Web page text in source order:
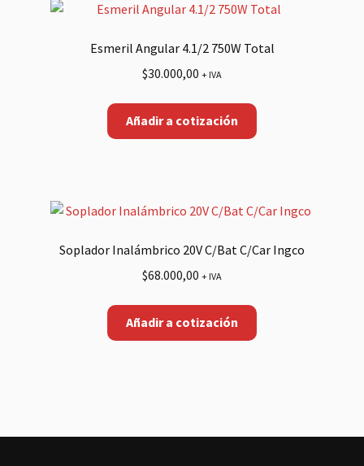
Esmeril Angular 4.1/2 750W Total
$30.000,00 + IVA
Añadir a cotización
Soplador Inalámbrico 20V C/Bat C/Car Ingco
$68.000,00 + IVA
Añadir a cotización